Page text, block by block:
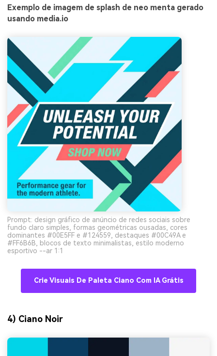
Exemplo de imagem de splash de neo menta gerado
usando media.io
Prompt: design gráfico de anúncio de redes sociais sobre
fundo claro simples, formas geométricas ousadas, cores
dominantes #00E5FF e #124559, destaques #00C49A e
#FF6B6B, blocos de texto minimalistas, estilo moderno
esportivo --ar 1:1
Crie Visuais De Paleta Ciano Com IA Grátis
4) Ciano Noir